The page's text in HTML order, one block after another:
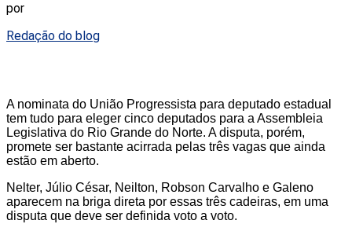
por
Redação do blog
A nominata do União Progressista para deputado estadual
tem tudo para eleger cinco deputados para a Assembleia
Legislativa do Rio Grande do Norte. A disputa, porém,
promete ser bastante acirrada pelas três vagas que ainda
estão em aberto.
Nelter, Júlio César, Neilton, Robson Carvalho e Galeno
aparecem na briga direta por essas três cadeiras, em uma
disputa que deve ser definida voto a voto.